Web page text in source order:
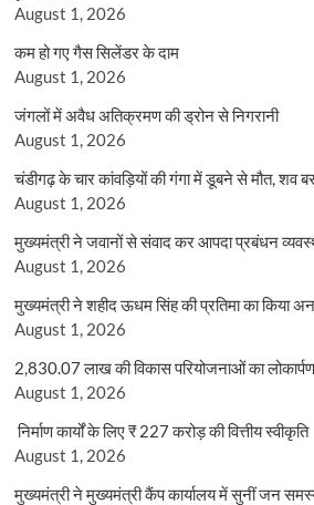
August 1, 2026
कम हो गए गैस सिलेंडर के दाम
August 1, 2026
जंगलों में अवैध अतिक्रमण की ड्रोन से निगरानी
August 1, 2026
चंडीगढ़ के चार कांवड़ियों की गंगा में डूबने से मौत, शव
August 1, 2026
मुख्यमंत्री ने जवानों से संवाद कर आपदा प्रबंधन
August 1, 2026
मुख्यमंत्री ने शहीद ऊधम सिंह की प्रतिमा का किया
August 1, 2026
2,830.07 लाख की विकास परियोजनाओं का
August 1, 2026
निर्माण कार्यों के लिए ₹ 227 करोड़ की वित्तीय स्वीकृति
August 1, 2026
मुख्यमंत्री ने मुख्यमंत्री कैंप कार्यालय में सुनीं जन